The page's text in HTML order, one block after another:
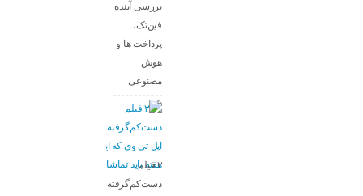
بررسی آینده
فین‌تک،
پرداخت‌ ها و
هوش
مصنوعی
۳ فیلم
دست‌کم‌گرفته‌شده